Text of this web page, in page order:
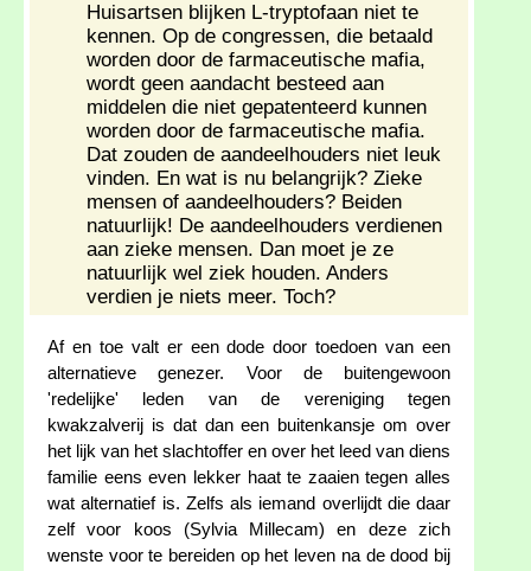
Huisartsen blijken L-tryptofaan niet te
kennen. Op de congressen, die betaald
worden door de farmaceutische mafia,
wordt geen aandacht besteed aan
middelen die niet gepatenteerd kunnen
worden door de farmaceutische mafia.
Dat zouden de aandeelhouders niet leuk
vinden. En wat is nu belangrijk? Zieke
mensen of aandeelhouders? Beiden
natuurlijk! De aandeelhouders verdienen
aan zieke mensen. Dan moet je ze
natuurlijk wel ziek houden. Anders
verdien je niets meer. Toch?
Af en toe valt er een dode door toedoen van een
alternatieve genezer. Voor de buitengewoon
'redelijke' leden van de vereniging tegen
kwakzalverij is dat dan een buitenkansje om over
het lijk van het slachtoffer en over het leed van diens
familie eens even lekker haat te zaaien tegen alles
wat alternatief is. Zelfs als iemand overlijdt die daar
zelf voor koos (Sylvia Millecam) en deze zich
wenste voor te bereiden op het leven na de dood bij